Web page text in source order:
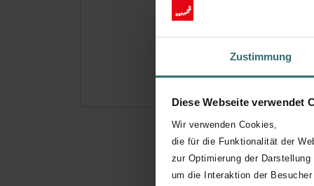
Zustimmung
Diese Webseite verwendet
Wir verwenden Cookies,
die für die Funktionalität der
zur Optimierung der Darstellung
um die Interaktion der